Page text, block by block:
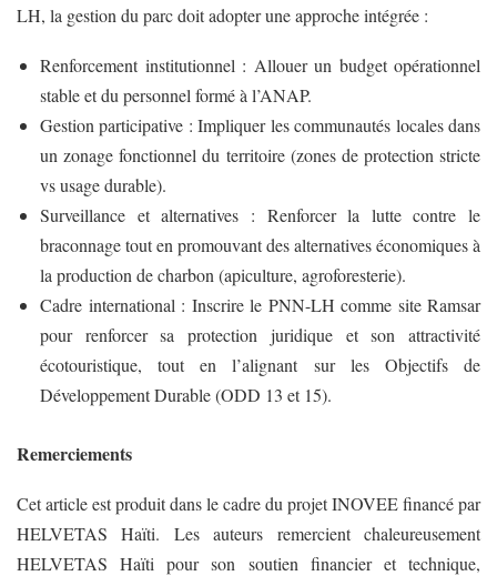
LH, la gestion du parc doit adopter une approche intégrée :
Renforcement institutionnel : Allouer un budget opérationnel
stable et du personnel formé à l’ANAP.
Gestion participative : Impliquer les communautés locales dans
un zonage fonctionnel du territoire (zones de protection stricte
vs usage durable).
Surveillance et alternatives : Renforcer la lutte contre le
braconnage tout en promouvant des alternatives économiques à
la production de charbon (apiculture, agroforesterie).
Cadre international : Inscrire le PNN-LH comme site Ramsar
pour renforcer sa protection juridique et son attractivité
écotouristique, tout en l’alignant sur les Objectifs de
Développement Durable (ODD 13 et 15).
Remerciements
Cet article est produit dans le cadre du projet INOVEE financé par
HELVETAS Haïti. Les auteurs remercient chaleureusement
HELVETAS Haïti pour son soutien financier et technique,